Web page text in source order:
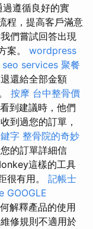
過遵循良好的實
程，提高客戶滿意
們嘗試回答出現
案。 wordpress
seo services 聚餐
還給全部金額
按摩 台中整骨價
到建議時，他們
到過您的訂單，
字 整骨院的奇妙
的訂單詳細信
這樣的工具
很有用。 記帳士
GOOGLE
解釋產品的使用
修規則不適用於